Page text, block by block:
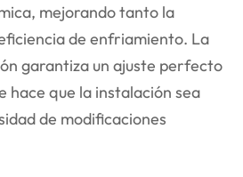
mejorando tanto la
de enfriamiento. La
garantiza un ajuste perfecto
hace que la instalación sea
de modificaciones